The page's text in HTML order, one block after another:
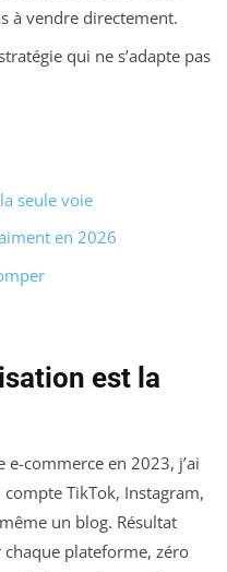
à vendre directement.
qui ne s’adapte pas
seule voie
en 2026
est la
commerce en 2023, j’ai
compte TikTok, Instagram,
un blog. Résultat
plateforme, zéro